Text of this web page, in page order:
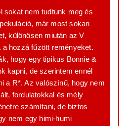
sokat nem tudtunk meg és
már most sokan
különösen miután az V
a hozzá fűzött reményeket.
hogy egy tipikus Bonnie &
kapni, de szerintem ennél
a R*. Az valószínű, hogy nem
fordulatokkal és mély
számítani, de biztos
nem egy himi-humi